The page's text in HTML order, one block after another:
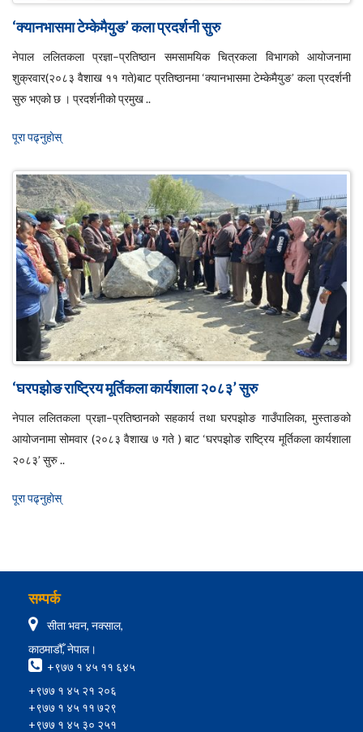
‘क्यानभासमा टेम्केमैयुङ’ कला प्रदर्शनी सुरु
नेपाल ललितकला प्रज्ञा–प्रतिष्ठान समसामयिक चित्रकला विभागको आयोजनामा
शुक्रवार(२०८३ वैशाख ११ गते)बाट प्रतिष्ठानमा ‘क्यानभासमा टेम्केमैयुङ’ कला प्रदर्शनी
सुरु भएको छ । प्रदर्शनीको प्रमुख ..
पूरा पढ्नुहाेस्
‘घरपझोङ राष्ट्रिय मूर्तिकला कार्यशाला २०८३’ सुरु
नेपाल ललितकला प्रज्ञा–प्रतिष्ठानको सहकार्य तथा घरपझोङ गाउँपालिका, मुस्ताङको
आयोजनामा सोमवार (२०८३ वैशाख ७ गते ) बाट ‘घरपझोङ राष्ट्रिय मूर्तिकला कार्यशाला
२०८३’ सुरु ..
पूरा पढ्नुहाेस्
सम्पर्क
सीता भवन, नक्साल,
काठमाडौँ, नेपाल।
+९७७ १ ४५ ११ ६४५
+९७७ १ ४५ २१ २०६
+९७७ १ ४५ ११ ७२९
+९७७ १ ४५ ३० २५१